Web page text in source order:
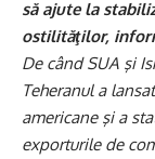
să ajute la
ostilităţilor,
De când SUA şi
Teheranul a
americane şi a
exporturile de